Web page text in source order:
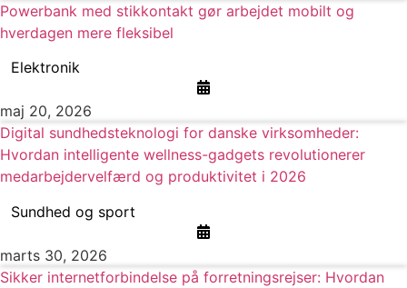
Powerbank med stikkontakt gør arbejdet mobilt og
hverdagen mere fleksibel
Elektronik
maj 20, 2026
Digital sundhedsteknologi for danske virksomheder:
Hvordan intelligente wellness-gadgets revolutionerer
medarbejdervelfærd og produktivitet i 2026
Sundhed og sport
marts 30, 2026
Sikker internetforbindelse på forretningsrejser: Hvordan